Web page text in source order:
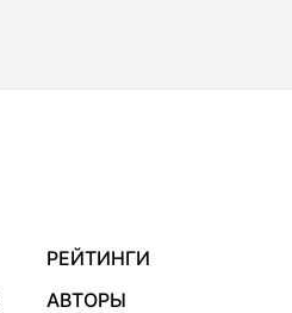
РЕЙТИНГИ
АВТОРЫ